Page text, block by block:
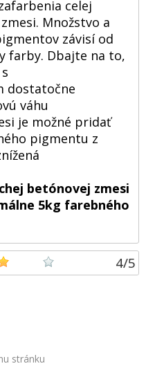
celej
Množstvo a
závisí od
farby. Dbajte na to,
dostatočne
váhu
je možné pridať
pigmentu z
betónovej zmesi
5kg farebného
4/5
stránku